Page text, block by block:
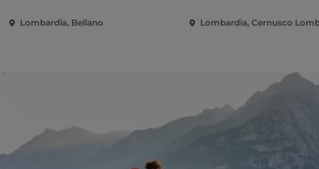
Lombardia, Bellano Lombardia, Cernusco